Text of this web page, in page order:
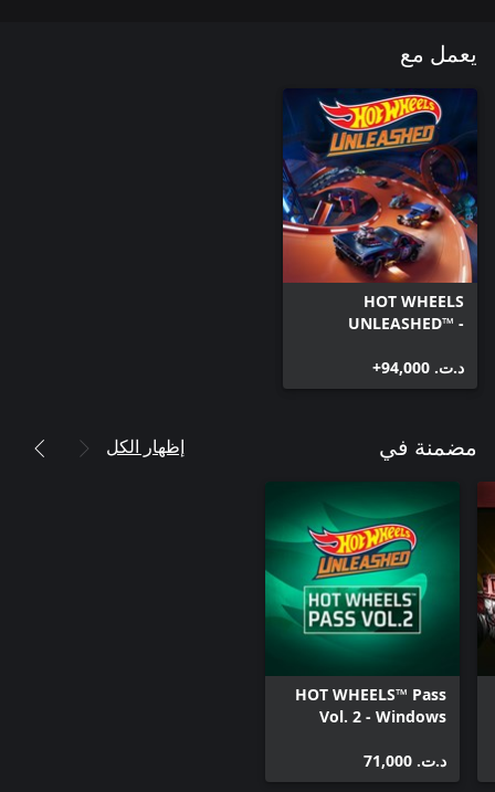
يعمل مع
HOT WHEELS
UNLEASHED™ -
د.ت.‏ 94,000+
مضمنة في إظهار الكل
HOT WHEELS™ Pass
Vol. 2 - Windows
د.ت.‏ 71,000